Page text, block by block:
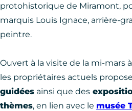
protohistorique de Miramont,
marquis Louis Ignace, arrière-
peintre.
Ouvert à la visite de la mi-mars
les propriétaires actuels
guidées ainsi que des
thèmes, en lien avec le musée